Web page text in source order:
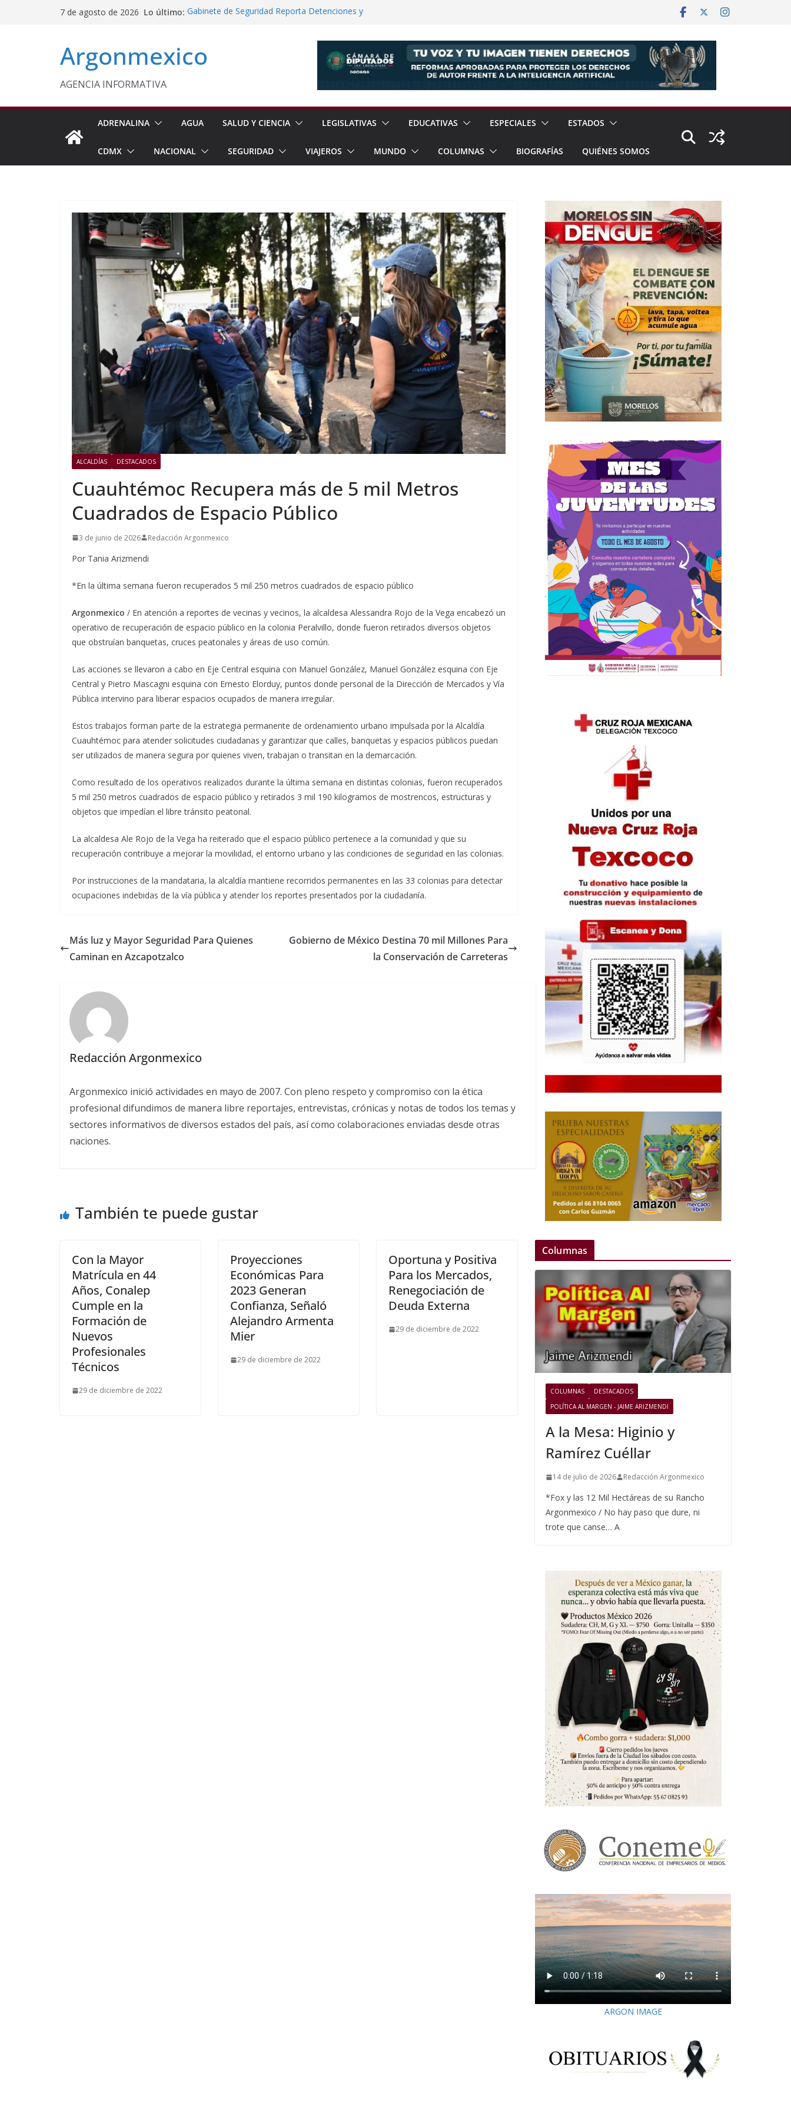
7 de agosto de 2026 Lo último: Gabinete de Seguridad Reporta Detenciones y
Delfina Gómez y Sheinbaum Impulsan Obras y Apoyos Para
Mexiquenses
Aprueba Cabildo de Texcoco dos Nuevos Reglamentos Para
Argonmexico
AGENCIA INFORMATIVA
ADRENALINA AGUA SALUD Y CIENCIA LEGISLATIVAS EDUCATIVAS ESPECIALES ESTADOS
CDMX NACIONAL SEGURIDAD VIAJEROS MUNDO COLUMNAS BIOGRAFÍAS QUIÉNES SOMOS
ALCALDÍAS DESTACADOS
Cuauhtémoc Recupera más de 5 mil Metros
Cuadrados de Espacio Público
3 de junio de 2026 Redacción Argonmexico
Por Tania Arizmendi
*En la última semana fueron recuperados 5 mil 250 metros cuadrados de espacio público
Argonmexico / En atención a reportes de vecinas y vecinos, la alcaldesa Alessandra Rojo de la Vega encabezó un
operativo de recuperación de espacio público en la colonia Peralvillo, donde fueron retirados diversos objetos
que obstruían banquetas, cruces peatonales y áreas de uso común.
Las acciones se llevaron a cabo en Eje Central esquina con Manuel González, Manuel González esquina con Eje
Central y Pietro Mascagni esquina con Ernesto Elorduy, puntos donde personal de la Dirección de Mercados y Vía
Pública intervino para liberar espacios ocupados de manera irregular.
Estos trabajos forman parte de la estrategia permanente de ordenamiento urbano impulsada por la Alcaldía
Cuauhtémoc para atender solicitudes ciudadanas y garantizar que calles, banquetas y espacios públicos puedan
ser utilizados de manera segura por quienes viven, trabajan o transitan en la demarcación.
Como resultado de los operativos realizados durante la última semana en distintas colonias, fueron recuperados
5 mil 250 metros cuadrados de espacio público y retirados 3 mil 190 kilogramos de mostrencos, estructuras y
objetos que impedían el libre tránsito peatonal.
La alcaldesa Ale Rojo de la Vega ha reiterado que el espacio público pertenece a la comunidad y que su
recuperación contribuye a mejorar la movilidad, el entorno urbano y las condiciones de seguridad en las colonias.
Por instrucciones de la mandataria, la alcaldía mantiene recorridos permanentes en las 33 colonias para detectar
ocupaciones indebidas de la vía pública y atender los reportes presentados por la ciudadanía.
Más luz y Mayor Seguridad Para Quienes
Caminan en Azcapotzalco
Gobierno de México Destina 70 mil Millones Para
la Conservación de Carreteras
Redacción Argonmexico
Argonmexico inició actividades en mayo de 2007. Con pleno respeto y compromiso con la ética
profesional difundimos de manera libre reportajes, entrevistas, crónicas y notas de todos los temas y
sectores informativos de diversos estados del país, así como colaboraciones enviadas desde otras
naciones.
También te puede gustar
Con la Mayor
Matrícula en 44
Años, Conalep
Cumple en la
Formación de
Nuevos
Profesionales
Técnicos
29 de diciembre de 2022
Proyecciones
Económicas Para
2023 Generan
Confianza, Señaló
Alejandro Armenta
Mier
29 de diciembre de 2022
Oportuna y Positiva
Para los Mercados,
Renegociación de
Deuda Externa
29 de diciembre de 2022
Columnas
COLUMNAS
DESTACADOS
POLÍTICA AL MARGEN - JAIME ARIZMENDI
A la Mesa: Higinio y
Ramírez Cuéllar
14 de julio de 2026 Redacción Argonmexico
*Fox y las 12 Mil Hectáreas de su Rancho
Argonmexico / No hay paso que dure, ni
trote que canse… A
ARGON IMAGE